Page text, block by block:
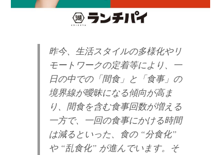
昨今、生活スタイルの多様化やリ
モートワークの定着等により、一
日の中での「間食」と「食事」の
境界線が曖昧になる傾向が高ま
り、間食を含む食事回数が増える
一方で、一回の食事にかける時間
は減るといった、食の “分食化”
や “乱食化” が進んでいます。そ